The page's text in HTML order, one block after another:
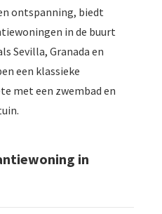
ontspanning, biedt
in de buurt
Sevilla, Granada en
een klassieke
met een zwembad en
in